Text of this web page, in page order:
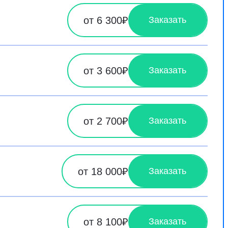
от 6 300₽ Заказать
от 3 600₽ Заказать
от 2 700₽ Заказать
от 18 000₽ Заказать
от 8 100₽ Заказать